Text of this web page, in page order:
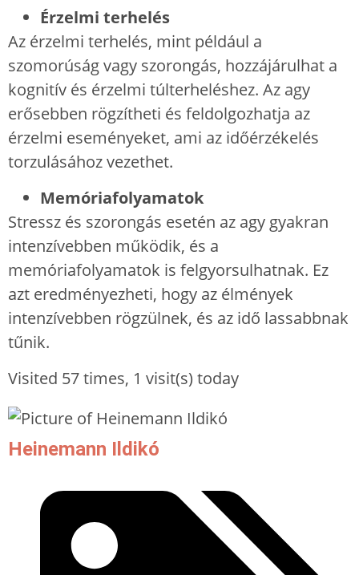
Érzelmi terhelés
Az érzelmi terhelés, mint például a
szomorúság vagy szorongás, hozzájárulhat a
kognitív és érzelmi túlterheléshez. Az agy
erősebben rögzítheti és feldolgozhatja az
érzelmi eseményeket, ami az időérzékelés
torzulásához vezethet.
Memóriafolyamatok
Stressz és szorongás esetén az agy gyakran
intenzívebben működik, és a
memóriafolyamatok is felgyorsulhatnak. Ez
azt eredményezheti, hogy az élmények
intenzívebben rögzülnek, és az idő lassabbnak
tűnik.
Visited 57 times, 1 visit(s) today
Heinemann Ildikó